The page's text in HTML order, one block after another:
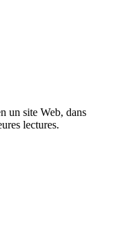
un site Web, dans
lectures.